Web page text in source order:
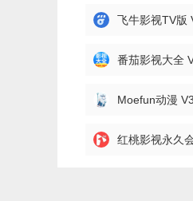
飞牛影视TV版
番茄影视大全
Moefun动漫
红桃影视永久